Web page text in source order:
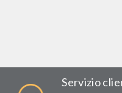
Servizio